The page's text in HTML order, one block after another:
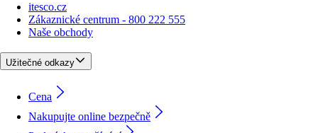
itesco.cz
Zákaznické centrum - 800 222 555
Naše obchody
Užitečné odkazy
Cena
Nakupujte online bezpečně